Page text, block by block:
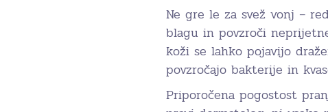
Ne gre le za svež vonj –
blagu in povzroči
koži se lahko pojavijo
povzročajo bakterije in
Priporočena pogostost